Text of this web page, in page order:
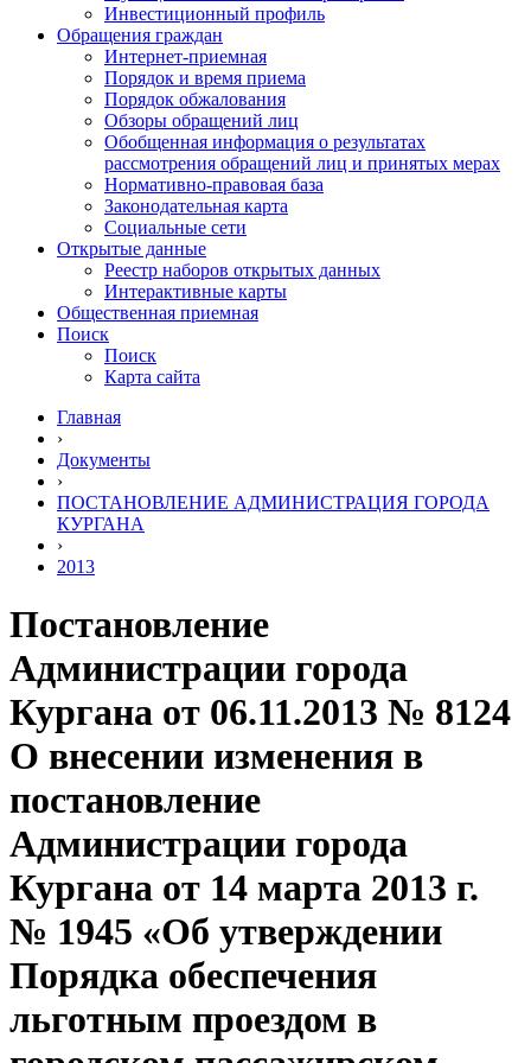
Инвестиционный профиль
Обращения граждан
Интернет-приемная
Порядок и время приема
Порядок обжалования
Обзоры обращений лиц
Обобщенная информация о результатах
рассмотрения обращений лиц и принятых мерах
Нормативно-правовая база
Законодательная карта
Социальные сети
Открытые данные
Реестр наборов открытых данных
Интерактивные карты
Общественная приемная
Поиск
Поиск
Карта сайта
Главная
›
Документы
›
ПОСТАНОВЛЕНИЕ АДМИНИСТРАЦИЯ ГОРОДА
КУРГАНА
›
2013
Постановление
Администрации города
Кургана от 06.11.2013 № 8124
О внесении изменения в
постановление
Администрации города
Кургана от 14 марта 2013 г.
№ 1945 «Об утверждении
Порядка обеспечения
льготным проездом в